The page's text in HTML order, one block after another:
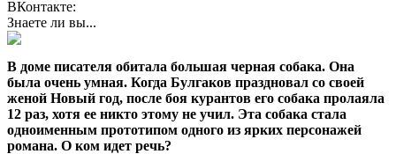
ВКонтакте:
Знаете ли вы...
В доме писателя обитала большая черная собака. Она
была очень умная. Когда Булгаков праздновал со своей
женой Новый год, после боя курантов его собака пролаяла
12 раз, хотя ее никто этому не учил. Эта собака стала
одноименным прототипом одного из ярких персонажей
романа. О ком идет речь?